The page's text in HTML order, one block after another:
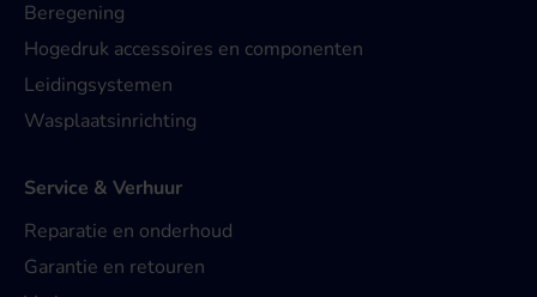
Beregening
Hogedruk accessoires en componenten
Leidingsystemen
Wasplaatsinrichting
Service & Verhuur
Reparatie en onderhoud
Garantie en retouren